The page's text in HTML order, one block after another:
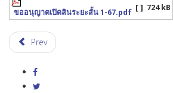
ขออนุญาตเปิดสินระยะสั้น 1-67.pdf [ ] 724 kB
Prev